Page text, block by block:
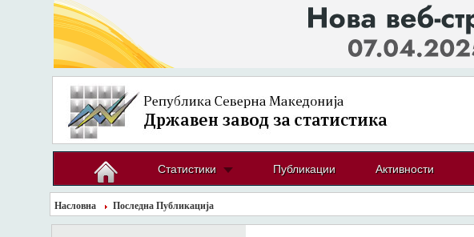
Статистики Публикации Активности
Насловна Последна Публикација